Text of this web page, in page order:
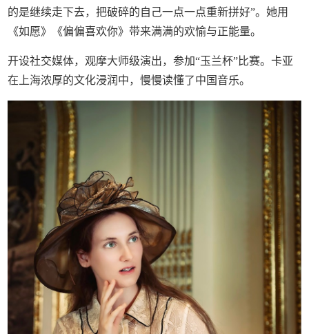
的是继续走下去，把破碎的自己一点一点重新拼好”。她用
《如愿》《偏偏喜欢你》带来满满的欢愉与正能量。
开设社交媒体，观摩大师级演出，参加“玉兰杯”比赛。卡亚
在上海浓厚的文化浸润中，慢慢读懂了中国音乐。